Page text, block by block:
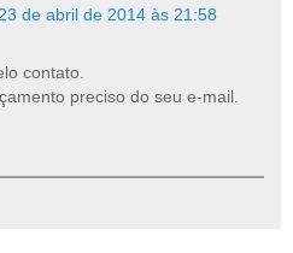
de abril de 2014 às 21:58
contato.
preciso do seu e-mail.